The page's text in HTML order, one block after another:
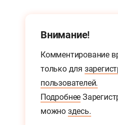
Внимание!
Комментирование
только для
пользователей.
Подробнее
можно здесь.